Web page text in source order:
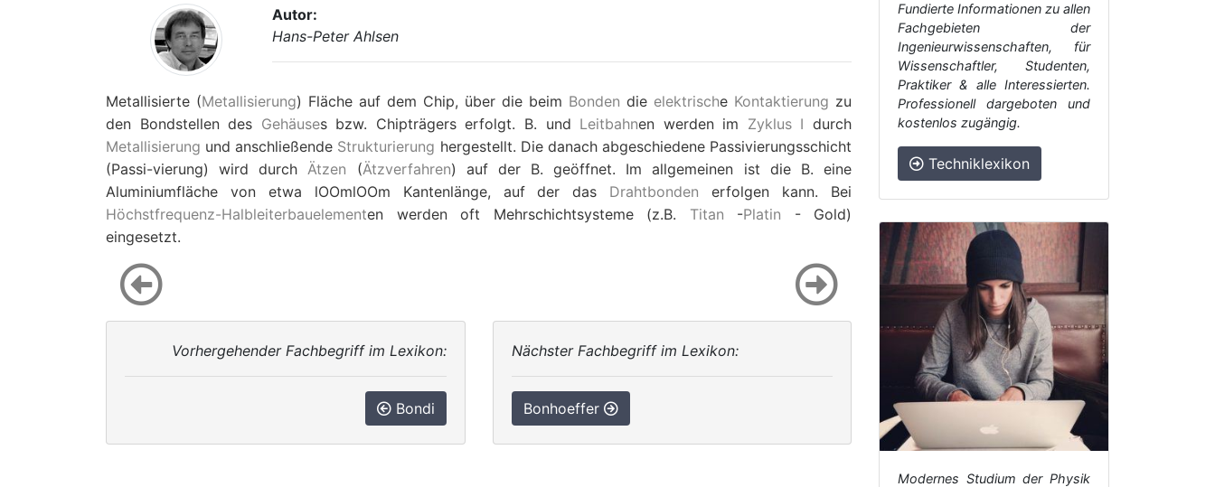
Autor:
Hans-Peter Ahlsen
Metallisierte (Metallisierung) Fläche auf dem Chip, über die beim Bonden die elektrische Kontaktierung zu
den Bondstellen des Gehäuses bzw. Chipträgers erfolgt. B. und Leitbahnen werden im Zyklus I durch
Metallisierung und anschließende Strukturierung hergestellt. Die danach abgeschiedene Passivierungsschicht
(Passi-vierung) wird durchÄtzen (Ätzverfahren) auf der B. geöffnet. Im allgemeinen ist die B. eine
Aluminiumfläche von etwa lOOmlOOm Kantenlänge, auf der das Drahtbonden erfolgen kann. Bei
Höchstfrequenz-Halbleiterbauelementen werden oft Mehrschichtsysteme (z.B. Titan -Platin - Gold)
eingesetzt.
Vorhergehender Fachbegriff im Lexikon:
Bondi
Nächster Fachbegriff im Lexikon:
Bonhoeffer
Fundierte Informationen zu allen
Fachgebieten der
Ingenieurwissenschaften, für
Wissenschaftler, Studenten,
Praktiker & alle Interessierten.
Professionell dargeboten und
kostenlos zugängig.
Techniklexikon
Modernes Studium der Physik